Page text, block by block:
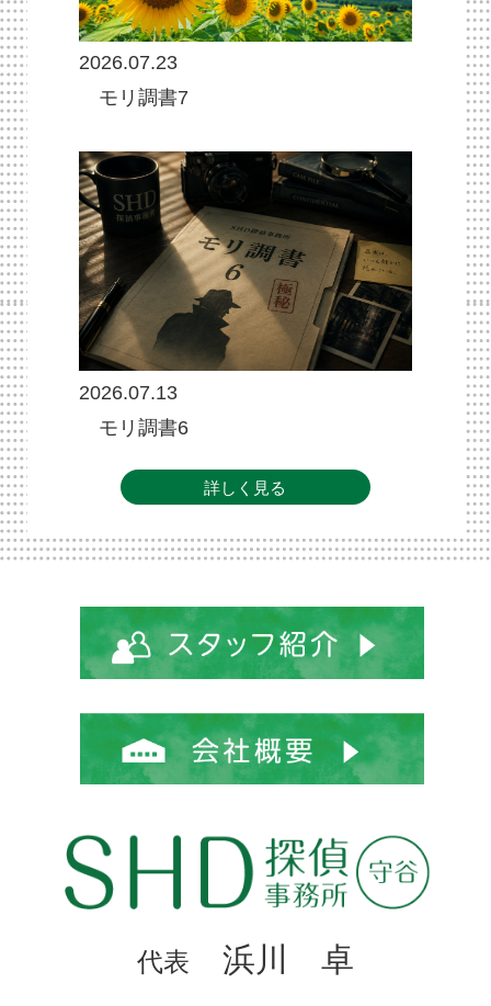
2026.07.23
モリ調書7
2026.07.13
モリ調書6
詳しく見る
代表 浜川 卓